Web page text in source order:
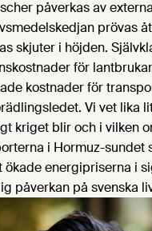
påverkas av
prövas
skjuter i höjden.
för
kostnader för
Vi vet lika
kriget blir och i vilken
i Hormuz-sundet
ökade energipriserna i
påverkan på svenska